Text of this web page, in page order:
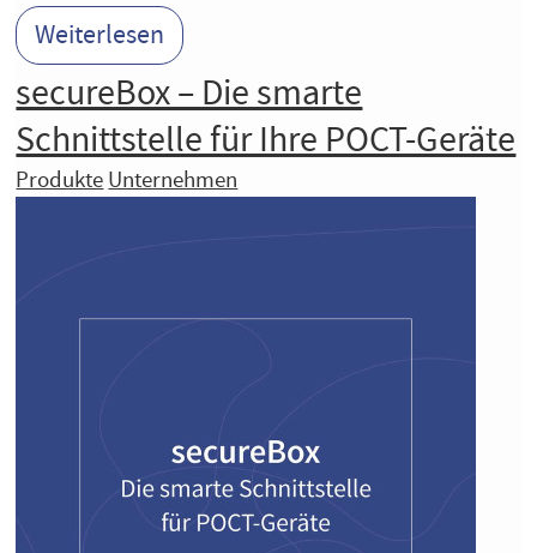
Weiterlesen
secureBox – Die smarte
Schnittstelle für Ihre POCT-Geräte
Produkte Unternehmen